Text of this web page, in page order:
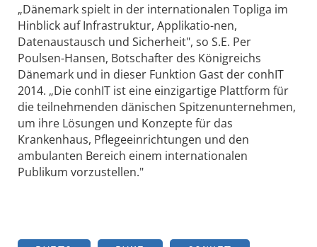
„Dänemark spielt in der internationalen Topliga im
Hinblick auf Infrastruktur, Applikatio-nen,
Datenaustausch und Sicherheit", so S.E. Per
Poulsen-Hansen, Botschafter des Königreichs
Dänemark und in dieser Funktion Gast der conhIT
2014. „Die conhIT ist eine einzigartige Plattform für
die teilnehmenden dänischen Spitzenunternehmen,
um ihre Lösungen und Konzepte für das
Krankenhaus, Pflegeeinrichtungen und den
ambulanten Bereich einem internationalen
Publikum vorzustellen."